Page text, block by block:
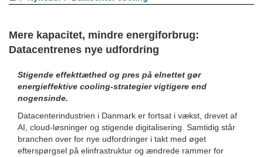
Mere kapacitet, mindre energiforbrug:
Datacentrenes nye udfordring
Stigende effekttæthed og pres på elnettet gør
energieffektive cooling-strategier vigtigere end
nogensinde.
Datacenterindustrien i Danmark er fortsat i vækst, drevet af
AI, cloud-løsninger og stigende digitalisering. Samtidig står
branchen over for nye udfordringer i takt med øget
efterspørgsel på elinfrastruktur og ændrede rammer for